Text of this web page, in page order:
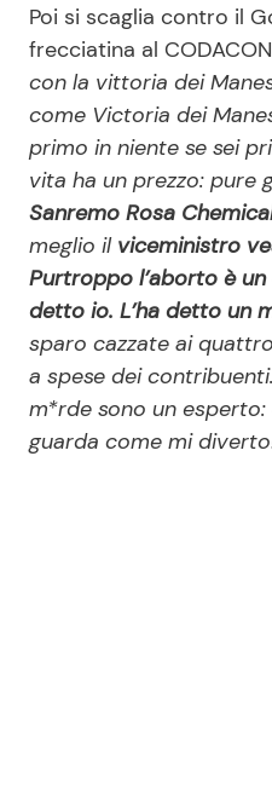
Poi si scaglia contro il
frecciatina al
con la vittoria dei
come Victoria dei
primo in niente se sei
vita ha un prezzo: pure
Sanremo Rosa
meglio ilviceministro
Purtroppo l’aborto è
detto io. L’ha detto un
sparo cazzate ai
a spese dei
m*rde sono un esperto:
guarda come mi